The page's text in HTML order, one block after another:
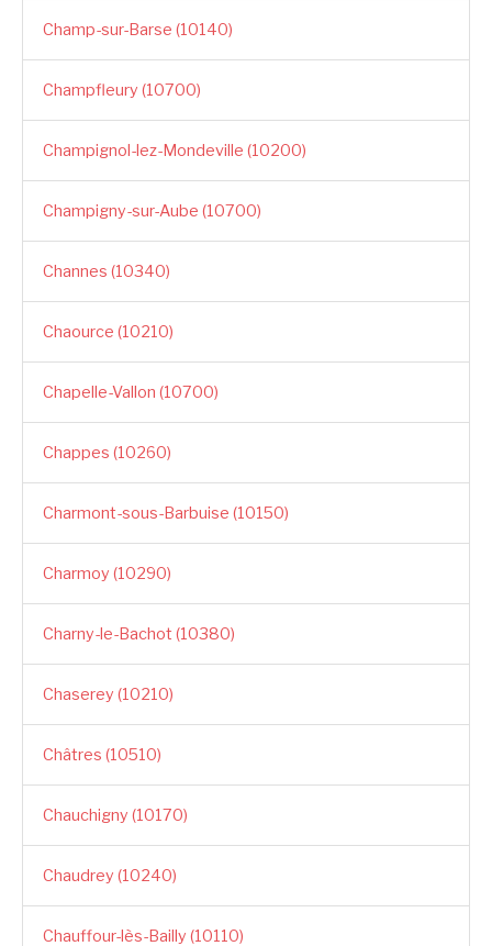
Champ-sur-Barse (10140)
Champfleury (10700)
Champignol-lez-Mondeville (10200)
Champigny-sur-Aube (10700)
Channes (10340)
Chaource (10210)
Chapelle-Vallon (10700)
Chappes (10260)
Charmont-sous-Barbuise (10150)
Charmoy (10290)
Charny-le-Bachot (10380)
Chaserey (10210)
Châtres (10510)
Chauchigny (10170)
Chaudrey (10240)
Chauffour-lès-Bailly (10110)